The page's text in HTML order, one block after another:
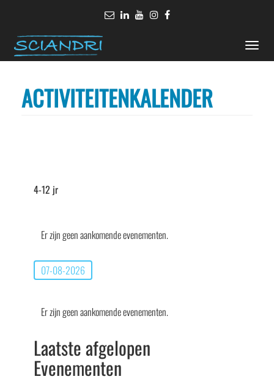
Toggle
ACTIVITEITENKALENDER
4-12 jr
Er zijn geen aankomende evenementen.
07-08-2026
een
datum.
van
Evenementen
Er zijn geen aankomende evenementen.
Laatste afgelopen
Evenementen